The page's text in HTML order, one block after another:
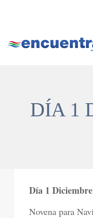
DÍA 1
Día 1
Novena para